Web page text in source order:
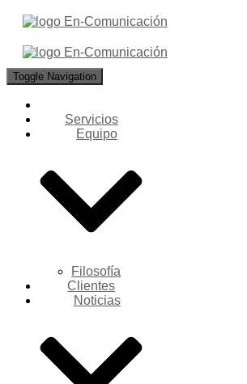
Toggle Navigation
Servicios
Equipo
Filosofía
Clientes
Noticias